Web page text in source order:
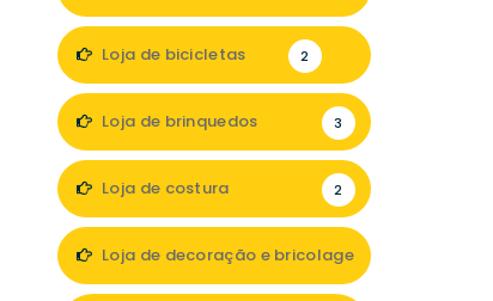
Loja de bicicletas 2
Loja de brinquedos 3
Loja de costura 2
Loja de decoração e bricolage